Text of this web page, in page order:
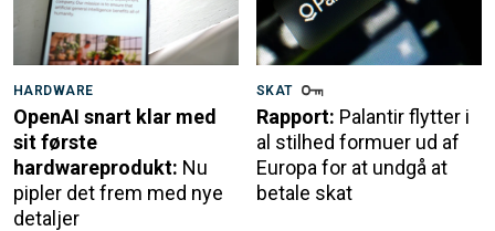
HARDWARE
OpenAI snart klar med
sit første
hardwareprodukt: Nu
pipler det frem med nye
detaljer
SKAT
Rapport: Palantir flytter i
al stilhed formuer ud af
Europa for at undgå at
betale skat